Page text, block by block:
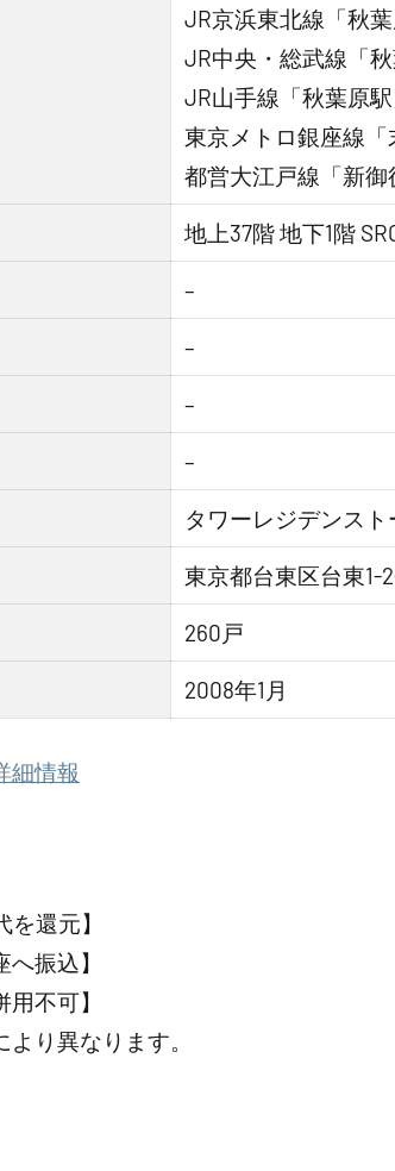
JR京浜東北線「秋
JR中央・総武線「
JR山手線「秋葉原
東京メトロ銀座線「
都営大江戸線「新御
地上37階 地下1階
–
–
–
–
タワーレジデンスト
東京都台東区台東1-
260戸
2008年1月
細情報
還元】
振込】
不可】
り異なります。